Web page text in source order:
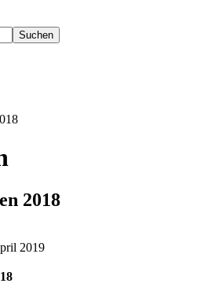
Suchen
2018
2019